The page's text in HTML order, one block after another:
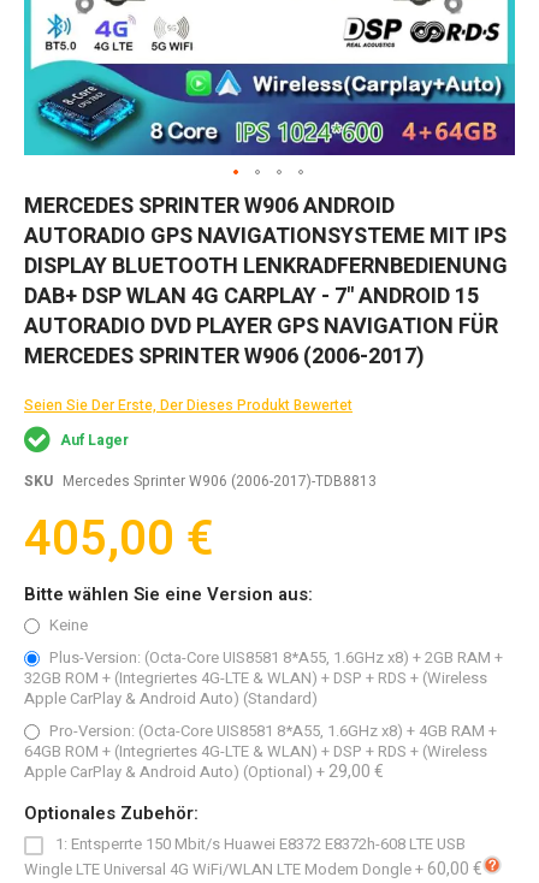
Zum
der
Bildgalerie
springen
MERCEDES SPRINTER W906 ANDROID
AUTORADIO GPS NAVIGATIONSYSTEME MIT IPS
DISPLAY BLUETOOTH LENKRADFERNBEDIENUNG
DAB+ DSP WLAN 4G CARPLAY - 7" ANDROID 15
AUTORADIO DVD PLAYER GPS NAVIGATION FÜR
MERCEDES SPRINTER W906 (2006-2017)
Seien Sie Der Erste, Der Dieses Produkt Bewertet
Auf Lager
SKU Mercedes Sprinter W906 (2006-2017)-TDB8813
405,00 €
Bitte wählen Sie eine Version aus:
Keine
Plus-Version: (Octa-Core UIS8581 8*A55, 1.6GHz x8) + 2GB RAM +
32GB ROM + (Integriertes 4G-LTE & WLAN) + DSP + RDS + (Wireless
Apple CarPlay & Android Auto) (Standard)
Pro-Version: (Octa-Core UIS8581 8*A55, 1.6GHz x8) + 4GB RAM +
64GB ROM + (Integriertes 4G-LTE & WLAN) + DSP + RDS + (Wireless
Apple CarPlay & Android Auto) (Optional) +29,00 €
Optionales Zubehör:
1: Entsperrte 150 Mbit/s Huawei E8372 E8372h-608 LTE USB
Wingle LTE Universal 4G WiFi/WLAN LTE Modem Dongle+60,00 €